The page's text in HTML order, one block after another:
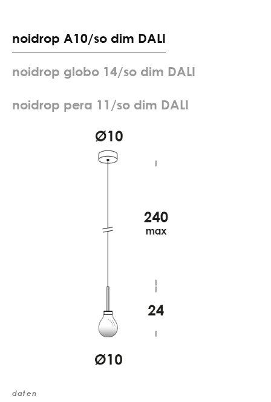
noidrop A10/so dim DALI
noidrop globo 14/so dim DALI
noidrop pera 1 1 /so dim DALI
daten